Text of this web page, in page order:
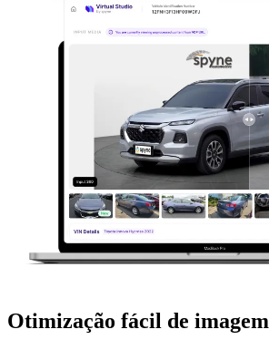
Otimização fácil de imagem